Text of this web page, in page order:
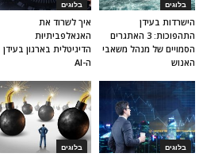
בלוגים
איך לשרוד את
האנאלפביתיוּת
הדיגיטלית בארגון בעידן
ה-AI
בלוגים
הישרדות בעידן
התהפוכות: 3 האתגרים
הסמויים של מנהל משאבי
האנוש
בלוגים בלוגים